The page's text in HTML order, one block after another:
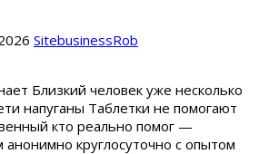
SitebusinessRob
Близкий человек уже несколько
напуганы Таблетки не помогают
кто реально помог —
анонимно круглосуточно с опытом